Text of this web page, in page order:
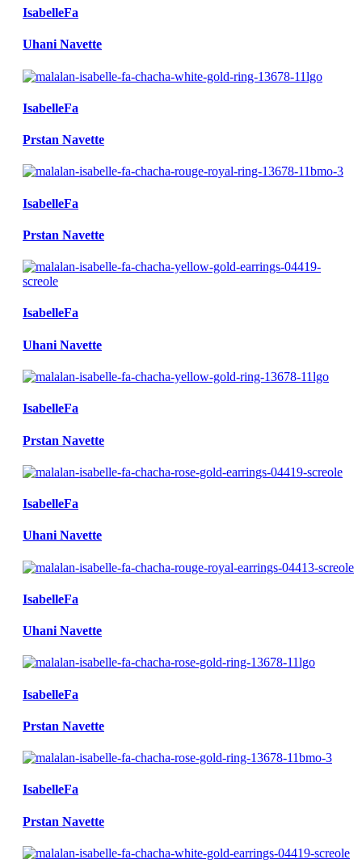
IsabelleFa
Uhani Navette
IsabelleFa
Prstan Navette
IsabelleFa
Prstan Navette
IsabelleFa
Uhani Navette
IsabelleFa
Prstan Navette
IsabelleFa
Uhani Navette
IsabelleFa
Uhani Navette
IsabelleFa
Prstan Navette
IsabelleFa
Prstan Navette